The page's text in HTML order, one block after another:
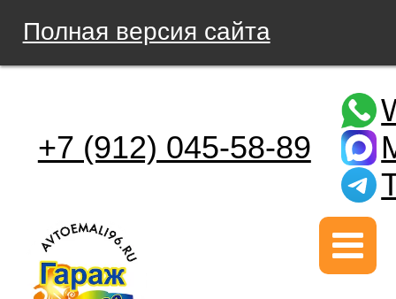
Полная версия сайта
+7 (912) 045-58-89